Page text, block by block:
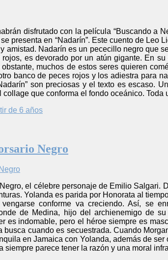
disfrutado con la película “Buscando a
presenta en “Nadarín”. Este cuento de Leo
amistad. Nadarín es un pececillo negro que
es devorado por un atún gigante. En
muchos de estos seres quieren
banco de peces rojos y los adiestra para
son preciosas y el texto es escaso.
que conforma el fondo oceánico.
de 6 años
Negro
el célebre personaje de Emilio Salgari.
Yolanda es parida por Honorata al
conforme va creciendo. Así, se
de Medina, hijo del archienemigo de
es indomable, pero el héroe siempre es
busca cuando es secuestrada. Cuando
en Jamaica con Yolanda, además de
siempre parece tener la razón y una moral